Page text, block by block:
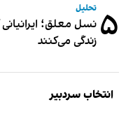
۵ تحلیل
نسل معلق؛
زندگی می‌کنند
انتخاب سردبیر